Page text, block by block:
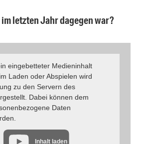
letzten Jahr dagegen war?
eingebetteter Medieninhalt
Laden oder Abspielen wird
zu den Servern des
Dabei können dem
Daten
Inhalt laden